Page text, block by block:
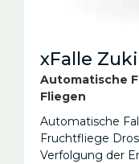
xFalle
Automatische
Fliegen
Automatische
Fruchtfliege
Verfolgung der